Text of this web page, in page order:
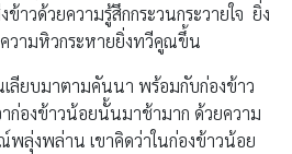
าวด้วยความรู้สึกกระวนกระวายใจ ยิ่ง
วามหิวกระหายยิ่งทวีคูณขึ้น
ลียบมาตามคันนา พร้อมกับก่องข้าว
าก่องข้าวน้อยนั้นมาช้ามาก ด้วยความ
ลุ่งพล่าน เขาคิดว่าในก่องข้าวน้อย